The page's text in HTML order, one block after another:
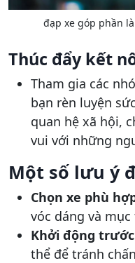
đạp xe góp phần
Thúc đẩy kết
Tham gia các
bạn rèn luyện
quan hệ xã hội,
vui với những
Một số lưu ý
Chọn xe phù
vóc dáng và
Khởi động
thể để tránh